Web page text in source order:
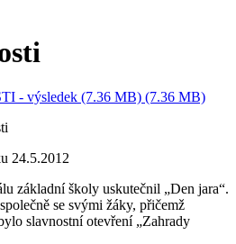
- výsledek (7.36 MB) (7.36 MB)
24.5.2012
základní školy uskutečnil „Den jara“.
se svými žáky, přičemž
slavnostní otevření „Zahrady